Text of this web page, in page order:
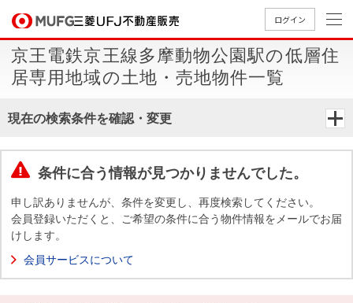
ログイン
買いたいTOP
中古
マン
築・
売りたいTOP
無
料
却
店舗案内TOP
店舗のご
案内（首
案内（名
案内（関
会社情報TOP
ごあいさ
つ
要
Way
採用情報TOP
新卒採用
情報
採用情報
買いたい
売りたい
店舗案内
会社情報
採用情報
京王電鉄京王線多摩動物公園駅の低層住
居専用地域の土地・売地物件一覧
現在の検索条件を確認・変更
条件に合う情報が見つかりませんでした。
申し訳ありませんが、条件を変更し、再度検索してください。
会員登録いただくと、ご希望の条件に合う物件情報をメールでお届
けします。
会員サービスについて